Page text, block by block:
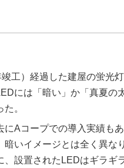
工）経過した建屋の蛍光
には「暗い」か「真夏の
。
にAコープでの導入実績も
暗いイメージとは全く異な
、設置されたLEDはギラギ